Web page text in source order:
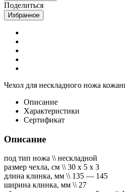
Поделиться
Избранное
Чехол для нескладного ножа
Описание
Характеристики
Сертификат
Описание
под тип ножа \\ нескладной
размер чехла, см \\ 30 х 5 х 3
длина клинка, мм \\ 135 — 145
ширина клинка, мм \\ 27